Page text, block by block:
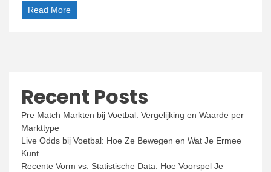
Read More
Recent Posts
Pre Match Markten bij Voetbal: Vergelijking en Waarde per
Markttype
Live Odds bij Voetbal: Hoe Ze Bewegen en Wat Je Ermee
Kunt
Recente Vorm vs. Statistische Data: Hoe Voorspel Je